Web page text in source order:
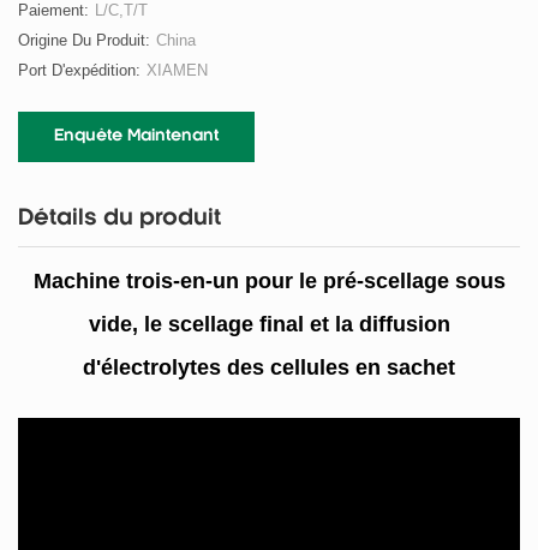
Paiement: L/C,T/T
Origine Du Produit: China
Port D'expédition: XIAMEN
Enquête Maintenant
Détails du produit
Machine trois-en-un pour le pré-scellage sous
vide, le scellage final et la diffusion
d'électrolytes des cellules en sachet